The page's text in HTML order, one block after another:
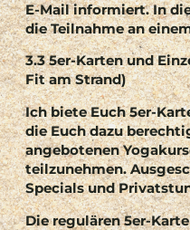
E-Mail informiert. In
die Teilnahme an
3.3 5er-Karten und
Fit am Strand)
Ich biete Euch 5er-
die Euch dazu
angebotenen
teilzunehmen.
Specials und
Die regulären 5er-